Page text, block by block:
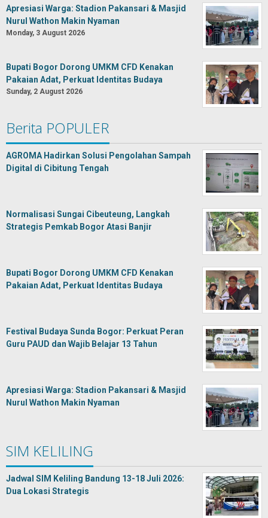
Apresiasi Warga: Stadion Pakansari & Masjid
Nurul Wathon Makin Nyaman
Monday, 3 August 2026
Bupati Bogor Dorong UMKM CFD Kenakan
Pakaian Adat, Perkuat Identitas Budaya
Sunday, 2 August 2026
Berita POPULER
AGROMA Hadirkan Solusi Pengolahan Sampah
Digital di Cibitung Tengah
Normalisasi Sungai Cibeuteung, Langkah
Strategis Pemkab Bogor Atasi Banjir
Bupati Bogor Dorong UMKM CFD Kenakan
Pakaian Adat, Perkuat Identitas Budaya
Festival Budaya Sunda Bogor: Perkuat Peran
Guru PAUD dan Wajib Belajar 13 Tahun
Apresiasi Warga: Stadion Pakansari & Masjid
Nurul Wathon Makin Nyaman
SIM KELILING
Jadwal SIM Keliling Bandung 13-18 Juli 2026:
Dua Lokasi Strategis